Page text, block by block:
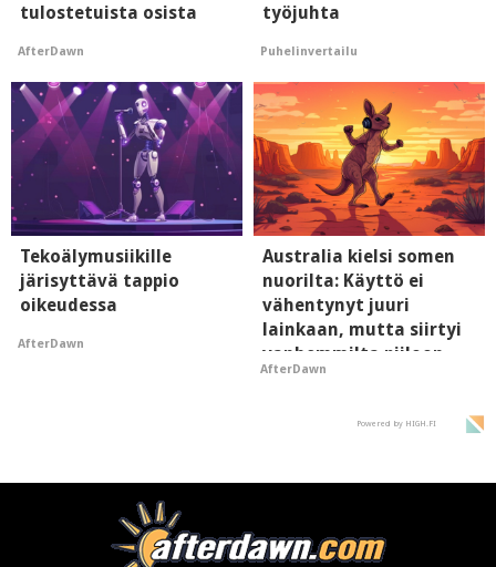
tulostetuista osista
AfterDawn
työjuhta
Puhelinvertailu
Tekoälymusiikille
järisyttävä tappio
oikeudessa
AfterDawn
Australia kielsi somen
nuorilta: Käyttö ei
vähentynyt juuri
lainkaan, mutta siirtyi
vanhemmilta piiloon
AfterDawn
Powered by HIGH.FI